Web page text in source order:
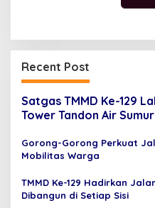
Recent Post
Satgas TMMD Ke-129
Tower Tandon Air
Gorong-Gorong Perkuat
Mobilitas Warga
TMMD Ke-129 Hadirkan
Dibangun di Setiap Sisi